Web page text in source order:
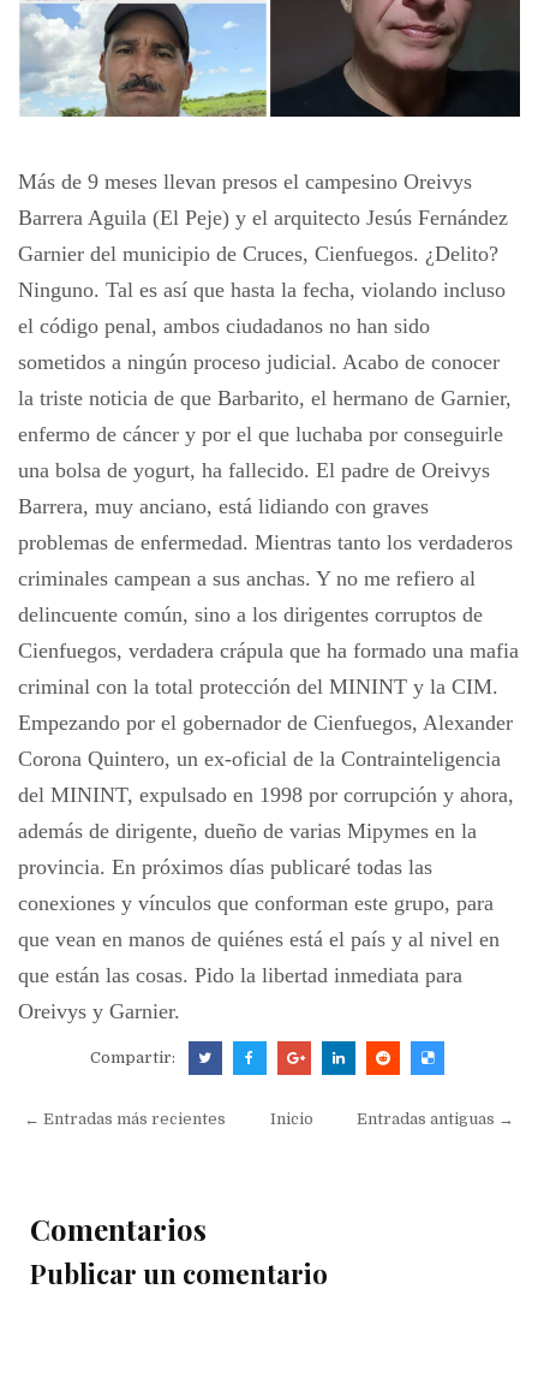
Más de 9 meses llevan presos el campesino Oreivys
Barrera Aguila (El Peje) y el arquitecto Jesús Fernández
Garnier del municipio de Cruces, Cienfuegos. ¿Delito?
Ninguno. Tal es así que hasta la fecha, violando incluso
el código penal, ambos ciudadanos no han sido
sometidos a ningún proceso judicial. Acabo de conocer
la triste noticia de que Barbarito, el hermano de Garnier,
enfermo de cáncer y por el que luchaba por conseguirle
una bolsa de yogurt, ha fallecido. El padre de Oreivys
Barrera, muy anciano, está lidiando con graves
problemas de enfermedad. Mientras tanto los verdaderos
criminales campean a sus anchas. Y no me refiero al
delincuente común, sino a los dirigentes corruptos de
Cienfuegos, verdadera crápula que ha formado una mafia
criminal con la total protección del MININT y la CIM.
Empezando por el gobernador de Cienfuegos, Alexander
Corona Quintero, un ex-oficial de la Contrainteligencia
del MININT, expulsado en 1998 por corrupción y ahora,
además de dirigente, dueño de varias Mipymes en la
provincia. En próximos días publicaré todas las
conexiones y vínculos que conforman este grupo, para
que vean en manos de quiénes está el país y al nivel en
que están las cosas. Pido la libertad inmediata para
Oreivys y Garnier.
Compartir:
← Entradas más recientes Entradas antiguas →
Inicio
Comentarios
Publicar un comentario